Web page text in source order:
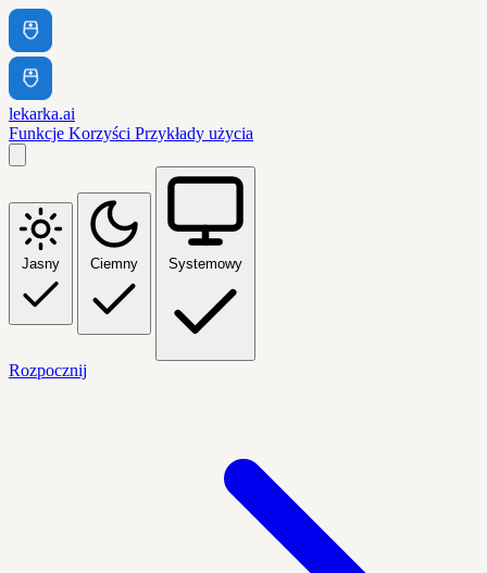
lekarka.ai
Funkcje Korzyści Przykłady użycia
Jasny Ciemny Systemowy
Rozpocznij